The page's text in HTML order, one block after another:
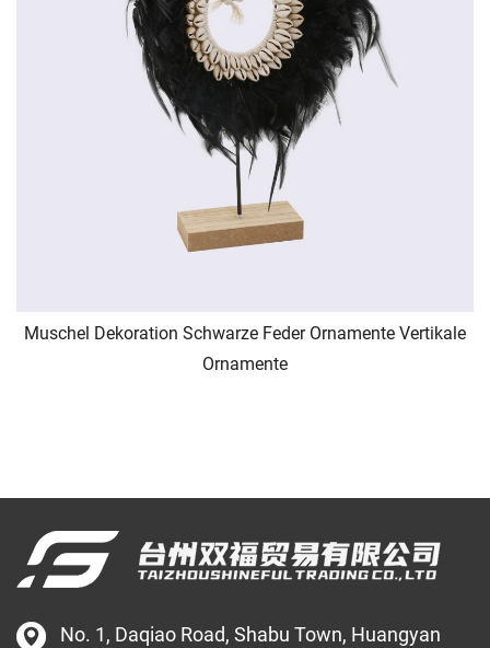
Muschel Dekoration Schwarze Feder Ornamente Vertikale
Ornamente
No. 1, Daqiao Road, Shabu Town, Huangyan